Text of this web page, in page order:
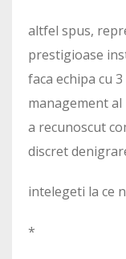
altfel spus,
prestigioase
faca echipa cu
management al
a recunoscut
discret
intelegeti la ce
*